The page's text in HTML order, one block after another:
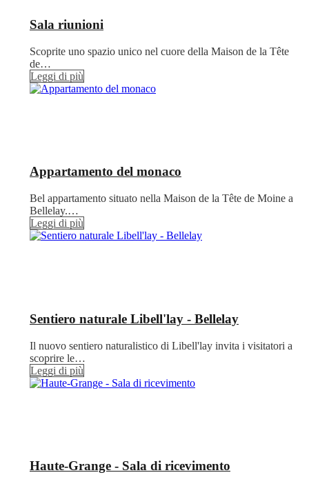
Sala riunioni
Scoprite uno spazio unico nel cuore della Maison de la Tête
de…
Leggi di più
Appartamento del monaco
Bel appartamento situato nella Maison de la Tête de Moine a
Bellelay.…
Leggi di più
Sentiero naturale Libell'lay - Bellelay
Il nuovo sentiero naturalistico di Libell'lay invita i visitatori a
scoprire le…
Leggi di più
Haute-Grange - Sala di ricevimento